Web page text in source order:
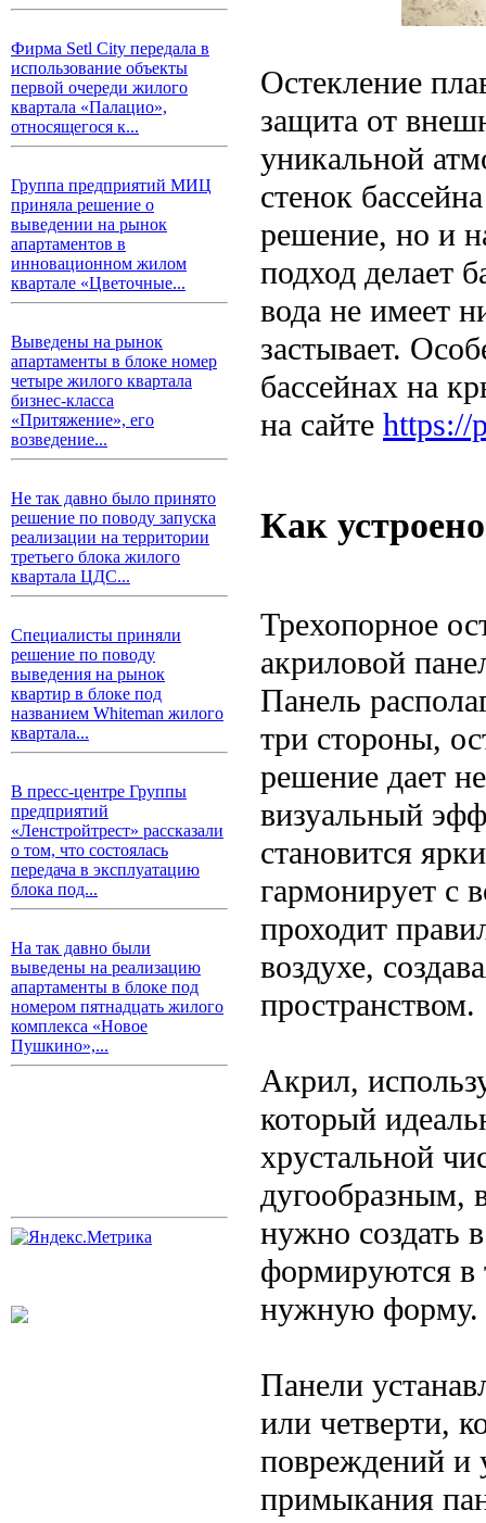
Фирма Setl City передала в
использование объекты
первой очереди жилого
квартала «Палацио»,
относящегося к...
Группа предприятий МИЦ
приняла решение о
выведении на рынок
апартаментов в
инновационном жилом
квартале «Цветочные...
Выведены на рынок
апартаменты в блоке номер
четыре жилого квартала
бизнес-класса
«Притяжение», его
возведение...
Не так давно было принято
решение по поводу запуска
реализации на территории
третьего блока жилого
квартала ЦДС...
Специалисты приняли
решение по поводу
выведения на рынок
квартир в блоке под
названием Whiteman жилого
квартала...
В пресс-центре Группы
предприятий
«Ленстройтрест» рассказали
о том, что состоялась
передача в эксплуатацию
блока под...
На так давно были
выведены на реализацию
апартаменты в блоке под
номером пятнадцать жилого
комплекса «Новое
Пушкино»,...
Остекление
защита от
уникальной
стенок
решение, но и
подход делает
вода не имеет
застывает.
бассейнах на
на сайте https://
Как
Трехопорное
акриловой
Панель
три стороны,
решение дает
визуальный
становится
гармонирует с
проходит
воздухе,
пространством.
Акрил,
который
хрустальной
дугообразным,
нужно создать
формируются в
нужную форму.
Панели
или четверти,
повреждений и
примыкания